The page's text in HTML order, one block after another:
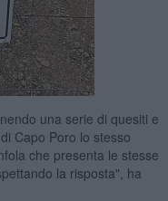
una serie di quesiti e
Capo Poro lo stesso
che presenta le stesse
la risposta", ha